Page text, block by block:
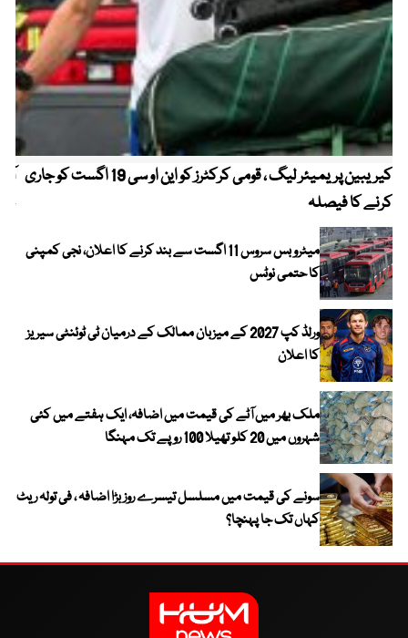
کیریبین پریمیئر لیگ ، قومی کرکٹرز کو این او سی 19 اگست کو جاری
کرنے کا فیصلہ
میٹرو بس سروس 11 اگست سے بند کرنے کا اعلان، نجی کمپنی
کا حتمی نوٹس
ورلڈ کپ 2027 کے میزبان ممالک کے درمیان ٹی ٹوئنٹی سیریز
کا اعلان
ملک بھر میں آٹے کی قیمت میں اضافہ، ایک ہفتے میں کئی
شہروں میں 20 کلو تھیلا 100 روپے تک مہنگا
سونے کی قیمت میں مسلسل تیسرے روز بڑا اضافہ ، فی تولہ ریٹ
کہاں تک جا پہنچا؟